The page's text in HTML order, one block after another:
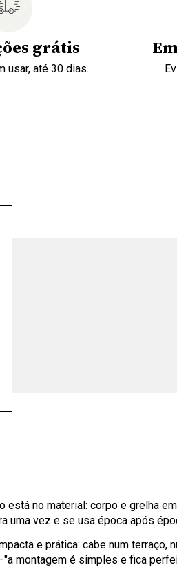
grátis
usar, até 30 dias.
no material: corpo e grelha
uma vez e se usa época após
e prática: cabe num
montagem é simples e fica